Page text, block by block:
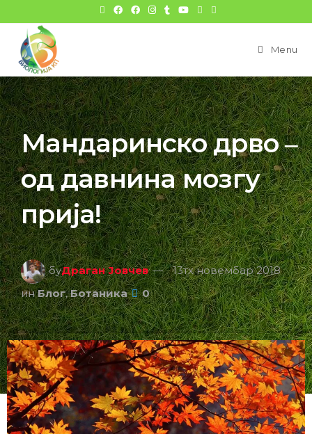
Menu
Мандаринско дрво ‒
од давнина мозгу
прија!
бyДраган Јовчев
13тх новембар 2018
ин Блог,Ботаника 0